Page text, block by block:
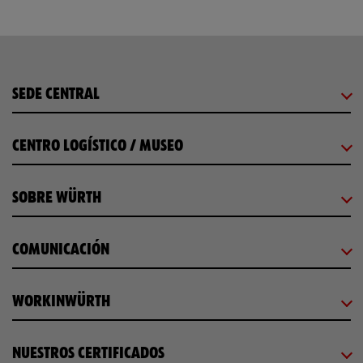
SEDE CENTRAL
CENTRO LOGÍSTICO / MUSEO
SOBRE WÜRTH
COMUNICACIÓN
WORKINWÜRTH
NUESTROS CERTIFICADOS